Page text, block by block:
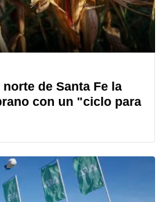
de Santa Fe la
con un "ciclo para